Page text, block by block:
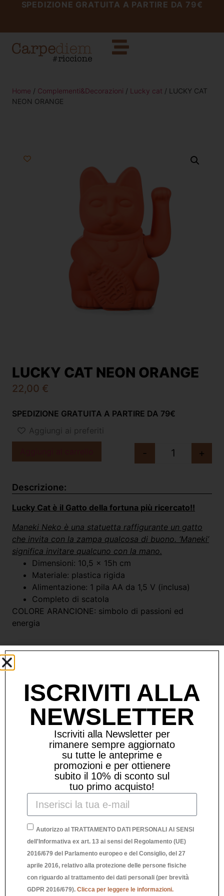
SPEDIZIONE GRATUITA A PARTIRE DA 79€
Home / Complementi&Decorazioni / Lucky cat / LUCKY CAT
NEON ORANGE
LUCKY CAT NEON ORANGE
22,00 €
SPEDIZIONE GRATUITA A PARTIRE DA 79€
Aggiungi ai preferiti
- +
Descrizione:
Lucky Cat è il Gatto della fortuna più ricercato!!
Maneki Neko è una statuetta raffigurante un gatto
che invita con la zampa qualcosa di buono. ‘Maneki’
significa invitare qualcuno con la mano.
Dimensioni: 10,5 x 15h cm
Materiale: plastica rigida
Alimentazione: 1 pila AA da 1,5 V (inclusa)
Completo di scatola
COLORE ARANCIONE: simbolo di passioni ed
energia
Prodotti Correlati
ISCRIVITI ALLA
NEWSLETTER
Iscriviti alla Newsletter per
rimanere sempre aggiornato
su tutte le anteprime e
promozioni e per ottienere
subito il 10% di sconto sul
tuo primo acquisto!
Autorizzo al TRATTAMENTO DATI PERSONALI AI SENSI
dell'Informativa ex art. 13 ai sensi del Regolamento (UE)
2016/679 del Parlamento europeo e del Consiglio, del 27
aprile 2016, relativo alla protezione delle persone fisiche
con riguardo al trattamento dei dati personali (per brevità
GDPR 2016/679). Clicca per leggere le informazioni.